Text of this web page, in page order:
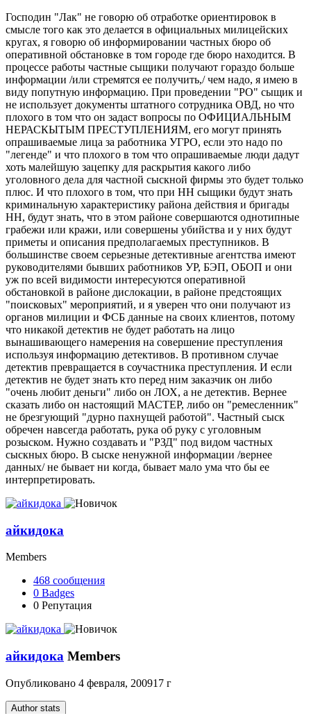
Господин "Лак" не говорю об отработке ориентировок в
смысле того как это делается в официальных милицейских
кругах, я говорю об информировании частных бюро об
оперативной обстановке в том городе где бюро находится. В
процессе работы частные сыщики получают гораздо больше
информации /или стремятся ее получить,/ чем надо, я имею в
виду попутную информацию. При проведении "РО" сыщик и
не использует документы штатного сотрудника ОВД, но что
плохого в том что он задаст вопросы по ОФИЦИАЛЬНЫМ
НЕРАСКЫТЫМ ПРЕСТУПЛЕНИЯМ, его могут принять
опрашиваемые лица за работника УГРО, если это надо по
"легенде" и что плохого в том что опрашиваемые люди дадут
хоть малейшую зацепку для раскрытия какого либо
уголовного дела для частной сыскной фирмы это будет только
плюс. И что плохого в том, что при НН сыщики будут знать
криминальную характеристику района действия и бригады
НН, будут знать, что в этом районе совершаются однотипные
грабежи или кражи, или совершены убийства и у них будут
приметы и описания предполагаемых преступников. В
большинстве своем серьезные детективные агентства имеют
руководителями бывших работников УР, БЭП, ОБОП и они
уж по всей видимости интересуются оперативной
обстановкой в районе дислокации, в районе предстоящих
"поисковых" мероприятий, и я уверен что они получают из
органов милиции и ФСБ данные на своих клиентов, потому
что никакой детектив не будет работать на лицо
вынашивающего намерения на совершение преступления
используя информацию детективов. В противном случае
детектив превращается в соучастника преступления. И если
детектив не будет знать кто перед ним заказчик он либо
"очень любит деньги" либо он ЛОХ, а не детектив. Вернее
сказать либо он настоящий МАСТЕР, либо он "ремесленник"
не брезгующий "дурно пахнущей работой". Частный сыск
обречен навсегда работать, рука об руку с уголовным
розыском. Нужно создавать и "РЗД" под видом частных
сыскных бюро. В сыске ненужной информации /вернее
данных/ не бывает ни когда, бывает мало ума что бы ее
интерпретировать.
айкидока
Members
468 сообщения
0 Badges
0 Репутация
айкидока Members
Опубликовано 4 февраля, 200917 г
Author stats